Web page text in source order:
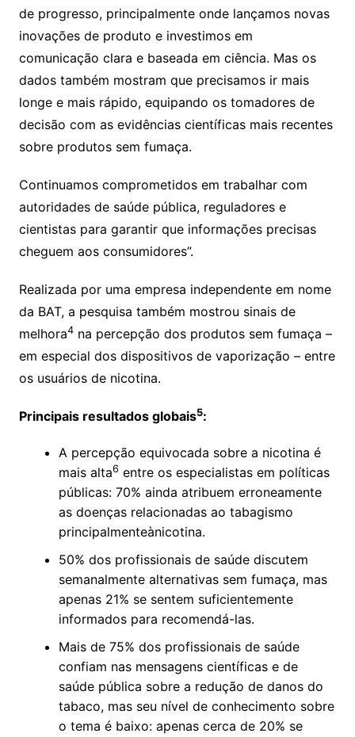
de progresso, principalmente onde lançamos novas
inovações de produto e investimos em
comunicação clara e baseada em ciência. Mas os
dados também mostram que precisamos ir mais
longe e mais rápido, equipando os tomadores de
decisão com as evidências científicas mais recentes
sobre produtos sem fumaça.
Continuamos comprometidos em trabalhar com
autoridades de saúde pública, reguladores e
cientistas para garantir que informações precisas
cheguem aos consumidores”.
Realizada por uma empresa independente em nome
da BAT, a pesquisa também mostrou sinais de
melhora4na percepção dos produtos sem fumaça –
em especial dos dispositivos de vaporização – entre
os usuários de nicotina.
Principais resultados globais5:
A percepção equivocada sobre a nicotina é
mais alta6 entre os especialistas em políticas
públicas: 70% ainda atribuem erroneamente
as doenças relacionadas ao tabagismo
principalmenteànicotina.
50% dos profissionais de saúde discutem
semanalmente alternativas sem fumaça, mas
apenas 21% se sentem suficientemente
informados para recomendá-las.
Mais de 75% dos profissionais de saúde
confiam nas mensagens científicas e de
saúde pública sobre a redução de danos do
tabaco, mas seu nível de conhecimento sobre
o tema é baixo: apenas cerca de 20% se